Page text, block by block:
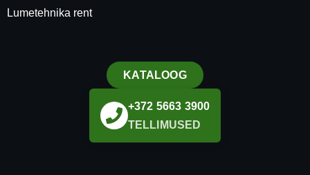
Lumetehnika rent
KATALOOG
+372 5663 3900
TELLIMUSED